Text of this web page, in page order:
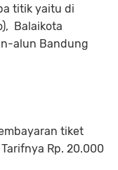
titik yaitu di
Balaikota
alun Bandung
tiket
Rp. 20.000